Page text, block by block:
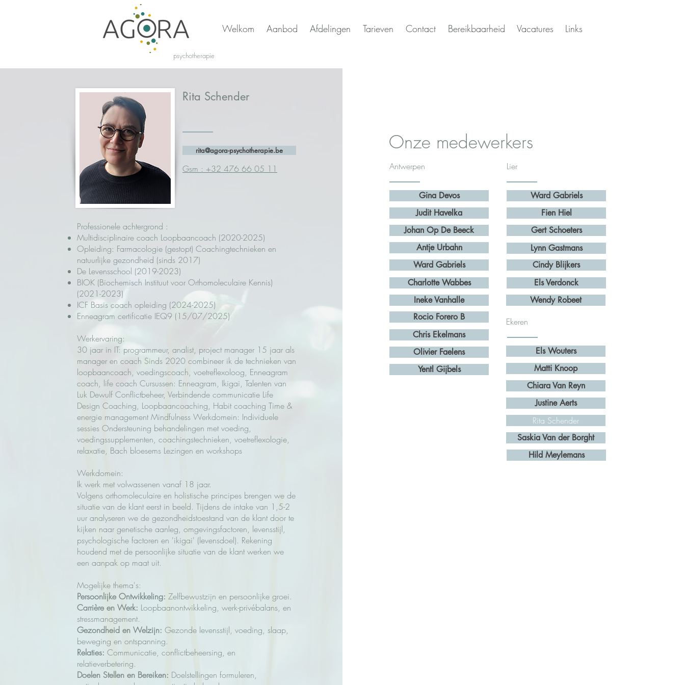
psychotherapie
Welkom Aanbod Afdelingen Tarieven Contact Bereikbaarheid Vacatures Links
Rita Schender
rita@agora-psychotherapie.be
Gsm : +32 476 66 05 11
Professionele achtergrond :
Multidisciplinaire coach Loopbaancoach (2020-2025)
Opleiding: Farmacologie (gestopt) Coachingtechnieken en
natuurlijke gezondheid (sinds 2017)
De Levensschool (2019-2023)
BIOK (Biochemisch Instituut voor Orthomoleculaire Kennis)
(2021-2023)
ICF Basis coach opleiding (2024-2025)
Enneagram certificatie IEQ9 (15/07/2025)
Werkervaring:
30 jaar in IT: programmeur, analist, project manager 15 jaar als
manager en coach Sinds 2020 combineer ik de technieken van
loopbaancoach, voedingscoach, voetreflexoloog, Enneagram
coach, life coach Cursussen: Enneagram, Ikigai, Talenten van
Luk Dewulf Conflictbeheer, Verbindende communicatie Life
Design Coaching, Loopbaancoaching, Habit coaching Time &
energie management Mindfulness Werkdomein: Individuele
sessies Ondersteuning behandelingen met voeding,
voedingssupplementen, coachingstechnieken, voetreflexologie,
relaxatie, Bach bloesems Lezingen en workshops
Werkdomein:
Ik werk met volwassenen vanaf 18 jaar.
Volgens orthomoleculaire en holistische principes brengen we de
situatie van de klant eerst in beeld. Tijdens de intake van 1,5-2
uur analyseren we de gezondheidstoestand van de klant door te
kijken naar genetische aanleg, omgevingsfactoren, levensstijl,
psychologische factoren en 'ikigai' (levensdoel). Rekening
houdend met de persoonlijke situatie van de klant werken we
een aanpak op maat uit.
Mogelijke thema's:
Persoonlijke Ontwikkeling: Zelfbewustzijn en persoonlijke groei.
Carrière en Werk: Loopbaanontwikkeling, werk-privébalans, en
stressmanagement.
Gezondheid en Welzijn: Gezonde levensstijl, voeding, slaap,
beweging en ontspanning.
Relaties: Communicatie, conflictbeheersing, en
relatieverbetering.
Doelen Stellen en Bereiken: Doelstellingen formuleren,
Onze medewerkers
Antwerpen
Gina Devos
Judit Havelka
Johan Op De Beeck
Antje Urbahn
Ward Gabriels
Charlotte Wabbes
Ineke Vanhalle
Rocio Forero B
Chris Ekelmans
Olivier Faelens
Yentl Gijbels
Lier
Ward Gabriels
Fien Hiel
Gert Schoeters
Lynn Gastmans
Cindy Blijkers
Els Verdonck
Wendy Robeet
Ekeren
Els Wouters
Matti Knoop
Chiara Van Reyn
Justine Aerts
Rita Schender
Saskia Van der Borght
Hild Meylemans